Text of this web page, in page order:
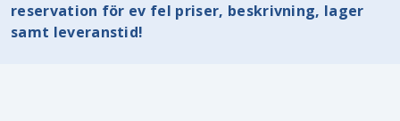
reservation för ev fel priser, beskrivning, lager
samt leveranstid!